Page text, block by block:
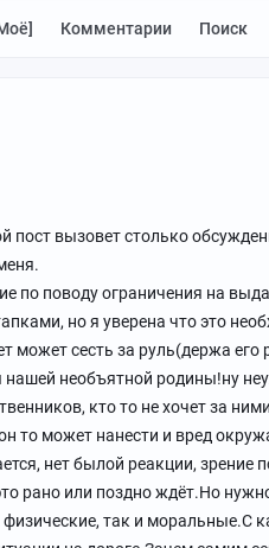
[моё] Комментарии Поиск
пост вызовет столько
по поводу ограничения на
но я уверена что это
может сесть за руль(держа
необъятной родины!ну
кто то не хочет за
то может нанести и вред
нет былой реакции, зрение
рано или поздно ждёт.Но
физические, так и